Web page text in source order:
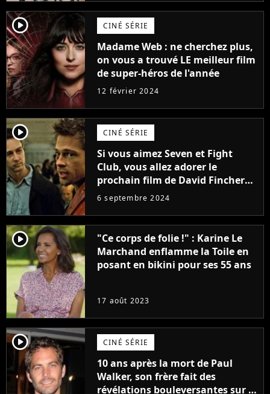
player2 CINÉ SÉRIE
Madame Web : ne cherchez plus,
on vous a trouvé LE meilleur film
de super-héros de l'année
12 février 2024
player2 CINÉ SÉRIE
Si vous aimez Seven et Fight
Club, vous allez adorer le
prochain film de David Fincher
avec lequel il se réinvente
complètement
6 septembre 2024
player2
"Ce corps de folie !" : Karine Le
Marchand enflamme la Toile en
posant en bikini pour ses 55 ans
17 août 2023
player2 CINÉ SÉRIE
10 ans après la mort de Paul
Walker, son frère fait des
révélations bouleversantes sur la